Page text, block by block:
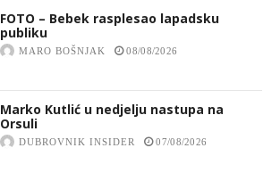
FOTO – Bebek rasplesao lapadsku
publiku
MARO BOŠNJAK 08/08/2026
Marko Kutlić u nedjelju nastupa na
Orsuli
DUBROVNIK INSIDER 07/08/2026